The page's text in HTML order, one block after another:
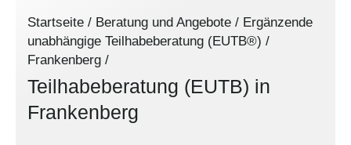
Startseite / Beratung und Angebote / Ergänzende
unabhängige Teilhabeberatung (EUTB®) /
Frankenberg /
Teilhabeberatung (EUTB) in
Frankenberg